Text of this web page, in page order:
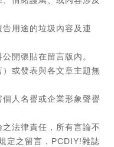
用途的垃圾內容及連
開張貼在留言版內。
或發表與各文章主題無
人名譽或企業形象聲譽
法律責任，所有言論不
定之留言，PCDIY!雜誌